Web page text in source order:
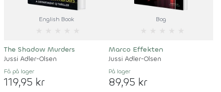
English Book
The Shadow Murders
Jussi Adler-Olsen
Få på lager
119,95 kr
Bog
Marco Effekten
Jussi Adler-Olsen
På lager
89,95 kr